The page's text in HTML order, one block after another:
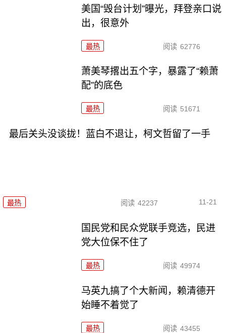
美国“毁台计划”曝光，拜登亲口说
出，很意外
最热 阅读 62776
萧美琴撂出五个字，暴露了“赖萧
配”的底色
最热 阅读 51671
最后关头没谈拢！蓝白不退让，柯文哲留了一手
最热 阅读 42237 11-21
国民党和民众党联手竞选，民进
党大位保不住了
最热 阅读 49974
马英九搞了个大新闻，赖清德开
始睡不着觉了
最热 阅读 43455